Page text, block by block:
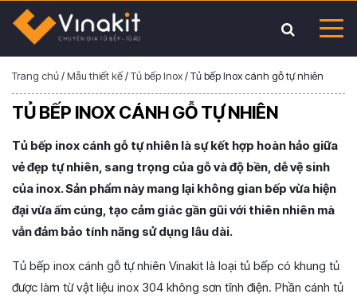
Trang chủ/Mẫu thiết kế/Tủ bếp Inox/Tủ bếp Inox cánh gỗ tự nhiên
TỦ BẾP INOX CÁNH GỖ TỰ NHIÊN
Tủ bếp inox cánh gỗ tự nhiên là sự kết hợp hoàn hảo giữa
vẻ đẹp tự nhiên, sang trọng của gỗ và độ bền, dễ vệ sinh
của inox. Sản phẩm này mang lại không gian bếp vừa hiện
đại vừa ấm cúng, tạo cảm giác gần gũi với thiên nhiên mà
vẫn đảm bảo tính năng sử dụng lâu dài.
Tủ bếp inox cánh gỗ tự nhiên Vinakit là loại tủ bếp có khung tủ
được làm từ vật liệu inox 304 không sơn tĩnh điện. Phần cánh tủ